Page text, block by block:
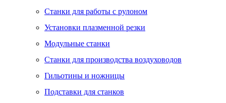
Станки для работы с рулоном
Установки плазменной резки
Модульные станки
Станки для производства воздуховодов
Гильотины и ножницы
Подставки для станков